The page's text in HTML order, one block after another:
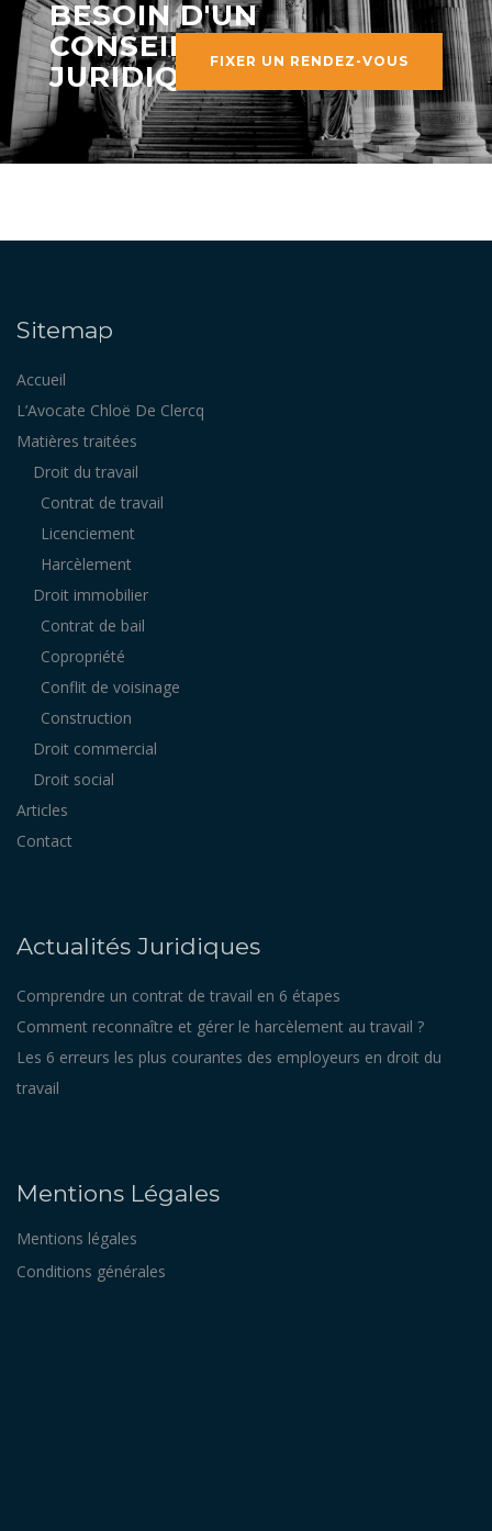
BESOIN D'UN
CONSEIL
JURIDIQUE ?FIXER UN RENDEZ-VOUS
Sitemap
Accueil
L’Avocate Chloë De Clercq
Matières traitées
Droit du travail
Contrat de travail
Licenciement
Harcèlement
Droit immobilier
Contrat de bail
Copropriété
Conflit de voisinage
Construction
Droit commercial
Droit social
Articles
Contact
Actualités Juridiques
Comprendre un contrat de travail en 6 étapes
Comment reconnaître et gérer le harcèlement au travail ?
Les 6 erreurs les plus courantes des employeurs en droit du
travail
Mentions Légales
Mentions légales
Conditions générales